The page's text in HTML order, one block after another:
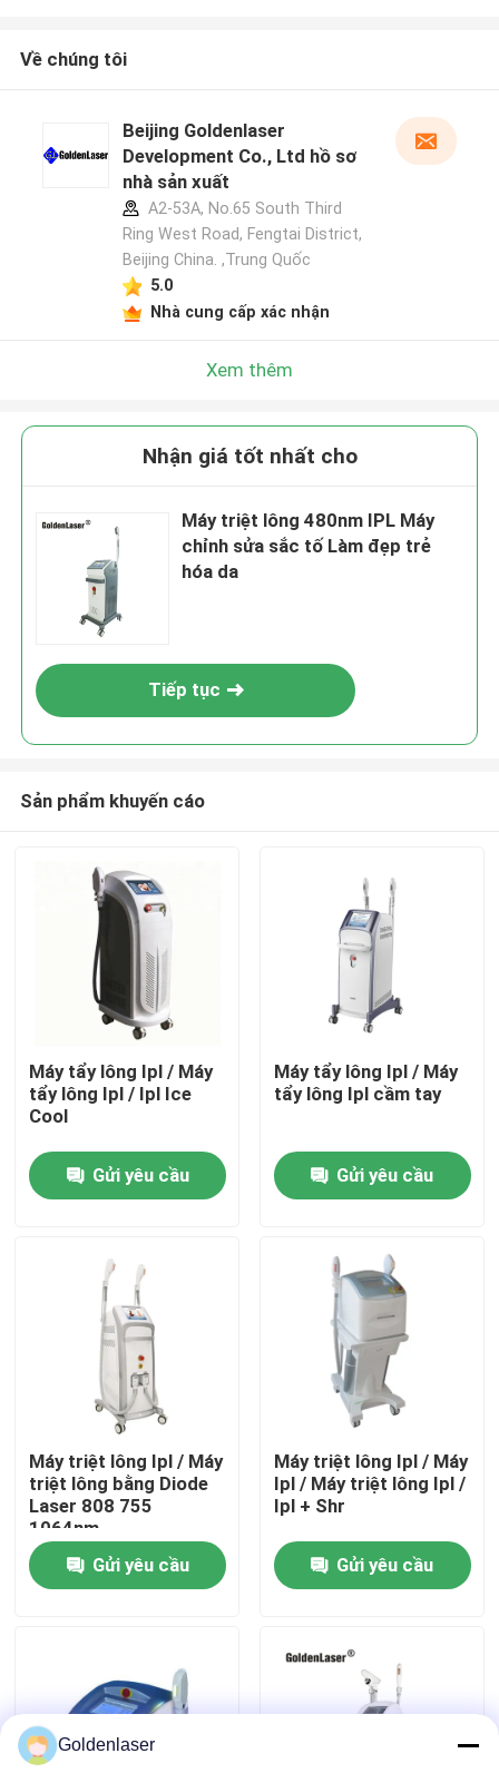
Nhà
Các sản phẩm
Hướng dẫn VR
Về chúng tôi
Tham quan nhà máy
Kiểm soát chất lượng
Tin tức
Yêu cầu báo giá
Về chúng tôi
Beijing Goldenlaser
Development Co., Ltd hồ sơ
nhà sản xuất
A2-53A, No.65 South Third
Ring West Road, Fengtai District,
Beijing China. ,Trung Quốc
5.0
Nhà cung cấp xác nhận
Xem thêm
Nhận giá tốt nhất cho
Máy triệt lông 480nm IPL Máy
chỉnh sửa sắc tố Làm đẹp trẻ
hóa da
Tiếp tục
Sản phẩm khuyến cáo
Máy tẩy lông Ipl / Máy
tẩy lông Ipl / Ipl Ice
Cool
Gửi yêu cầu
Máy tẩy lông Ipl / Máy
tẩy lông Ipl cầm tay
Gửi yêu cầu
Máy triệt lông Ipl / Máy
triệt lông bằng Diode
Laser 808 755
1064nm
Gửi yêu cầu
Máy triệt lông Ipl / Máy
Ipl / Máy triệt lông Ipl /
Ipl + Shr
Gửi yêu cầu
Goldenlaser